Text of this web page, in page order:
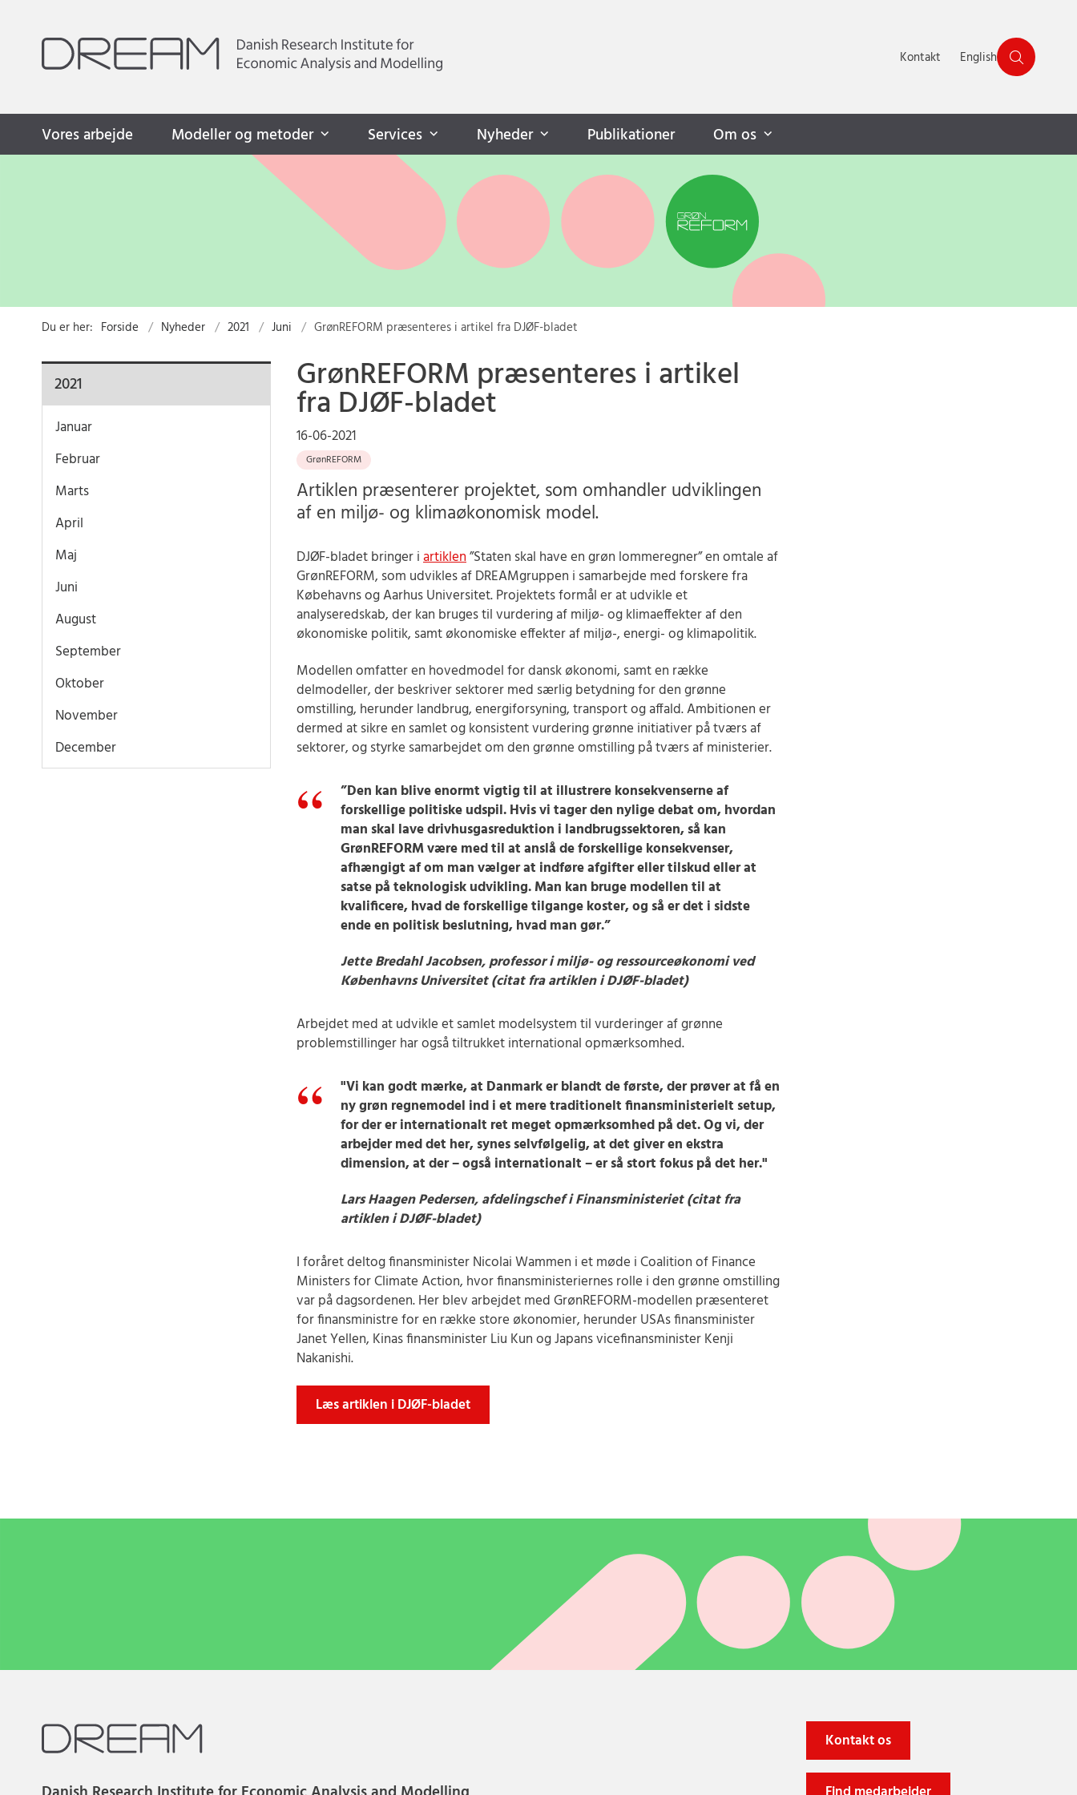
Kontakt English
Vores arbejde Modeller og metoder Services Nyheder Publikationer Om os
Du er her: Forside Nyheder 2021 Juni GrønREFORM præsenteres i artikel fra DJØF-bladet
2021
Januar
Februar
Marts
April
Maj
Juni
August
September
Oktober
November
December
GrønREFORM præsenteres i artikel
fra DJØF-bladet
16-06-2021
GrønREFORM
Artiklen præsenterer projektet, som omhandler udviklingen
af en miljø- og klimaøkonomisk model.
DJØF-bladet bringer iartiklen”Staten skal have en grøn lommeregner” en omtale af
GrønREFORM, som udvikles af DREAMgruppen i samarbejde med forskere fra
Købehavns og Aarhus Universitet. Projektets formål er at udvikle et
analyseredskab, der kan bruges til vurdering af miljø- og klimaeffekter af den
økonomiske politik, samt økonomiske effekter af miljø-, energi- og klimapolitik.
Modellen omfatter en hovedmodel for dansk økonomi, samt en række
delmodeller, der beskriver sektorer med særlig betydning for den grønne
omstilling, herunder landbrug, energiforsyning, transport og affald. Ambitionen er
dermed at sikre en samlet og konsistent vurdering grønne initiativer på tværs af
sektorer, og styrke samarbejdet om den grønne omstilling på tværs af ministerier.
”Den kan blive enormt vigtig til at illustrere konsekvenserne af
forskellige politiske udspil. Hvis vi tager den nylige debat om, hvordan
man skal lave drivhusgasreduktion i landbrugssektoren, så kan
GrønREFORM være med til at anslå de forskellige konsekvenser,
afhængigt af om man vælger at indføre afgifter eller tilskud eller at
satse på teknologisk udvikling. Man kan bruge modellen til at
kvalificere, hvad de forskellige tilgange koster, og så er det i sidste
ende en politisk beslutning, hvad man gør.”
Jette Bredahl Jacobsen, professor i miljø- og ressourceøkonomi ved
Københavns Universitet (citat fra artiklen i DJØF-bladet)
Arbejdet med at udvikle et samlet modelsystem til vurderinger af grønne
problemstillinger har også tiltrukket international opmærksomhed.
"Vi kan godt mærke, at Danmark er blandt de første, der prøver at få en
ny grøn regnemodel ind i et mere traditionelt finansministerielt setup,
for der er internationalt ret meget opmærksomhed på det. Og vi, der
arbejder med det her, synes selvfølgelig, at det giver en ekstra
dimension, at der – også internationalt – er så stort fokus på det her."
Lars Haagen Pedersen, afdelingschef i Finansministeriet (citat fra
artiklen i DJØF-bladet)
I foråret deltog finansminister Nicolai Wammen i et møde i Coalition of Finance
Ministers for Climate Action, hvor finansministeriernes rolle i den grønne omstilling
var på dagsordenen. Her blev arbejdet med GrønREFORM-modellen præsenteret
for finansministre for en række store økonomier, herunder USAs finansminister
Janet Yellen, Kinas finansminister Liu Kun og Japans vicefinansminister Kenji
Nakanishi.
Læs artiklen i DJØF-bladet
Kontakt os